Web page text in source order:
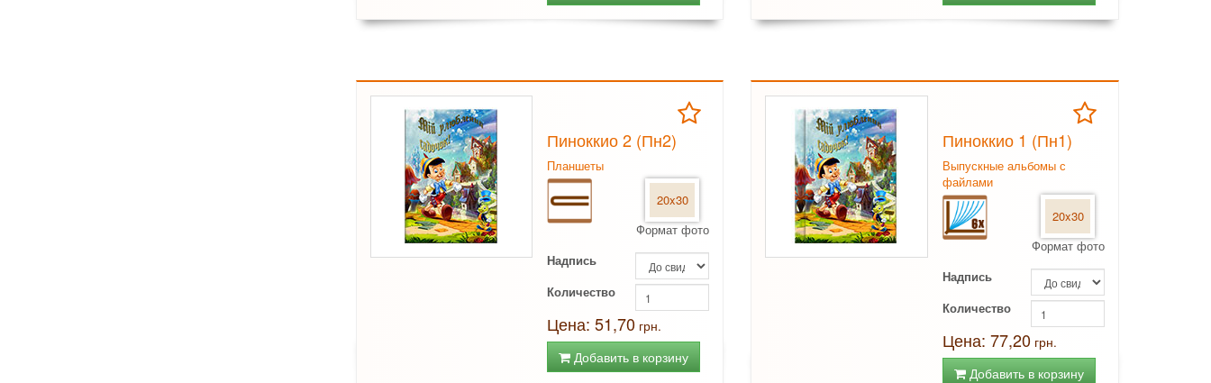
Пиноккио 2 (Пн2)
Планшеты
20x30
Формат фото
Надпись
Количество
Цена: 51,70грн.
Добавить в корзину
Пиноккио 1 (Пн1)
Выпускные альбомы с
файлами
20x30
Формат фото
Надпись
Количество
Цена: 77,20грн.
Добавить в корзину